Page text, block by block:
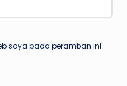
saya pada peramban ini